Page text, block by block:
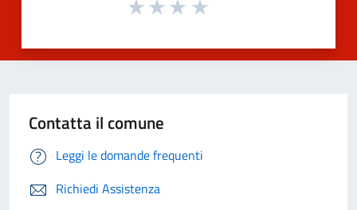
Contatta il comune
Leggi le domande frequenti
Richiedi Assistenza